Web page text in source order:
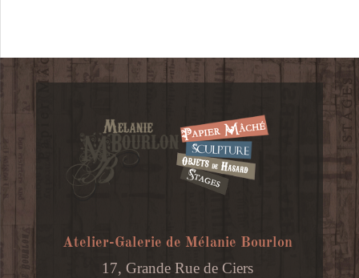
Atelier-Galerie de Mélanie Bourlon
17, Grande Rue de Ciers